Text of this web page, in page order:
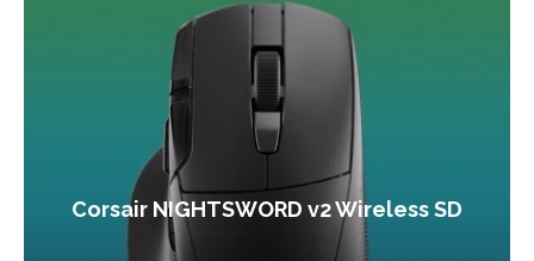
Corsair NIGHTSWORD v2 Wireless SD